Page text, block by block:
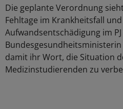
Die geplante Verordnung
Fehltage im Krankheitsfall
Aufwandsentschädigung im
Bundesgesundheitsministerin
damit ihr Wort, die Situation
Medizinstudierenden zu